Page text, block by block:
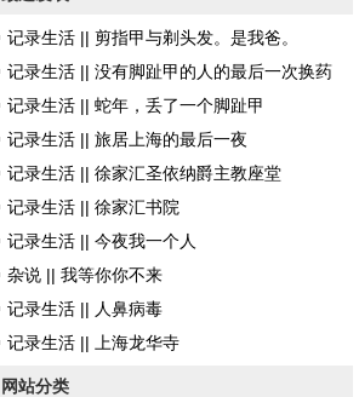
记录生活 || 剪指甲与剃头发。是我爸。
记录生活 || 没有脚趾甲的人的最后一次换药
记录生活 || 蛇年，丢了一个脚趾甲
记录生活 || 旅居上海的最后一夜
记录生活 || 徐家汇圣依纳爵主教座堂
记录生活 || 徐家汇书院
记录生活 || 今夜我一个人
杂说 || 我等你你不来
记录生活 || 人鼻病毒
记录生活 || 上海龙华寺
网站分类